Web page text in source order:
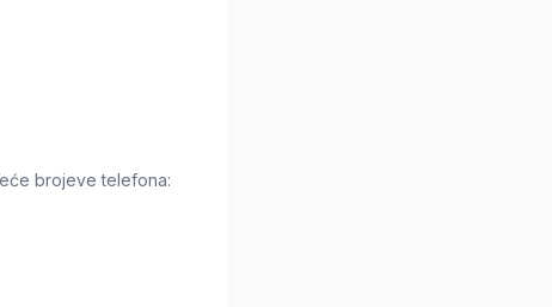
brojeve telefona: